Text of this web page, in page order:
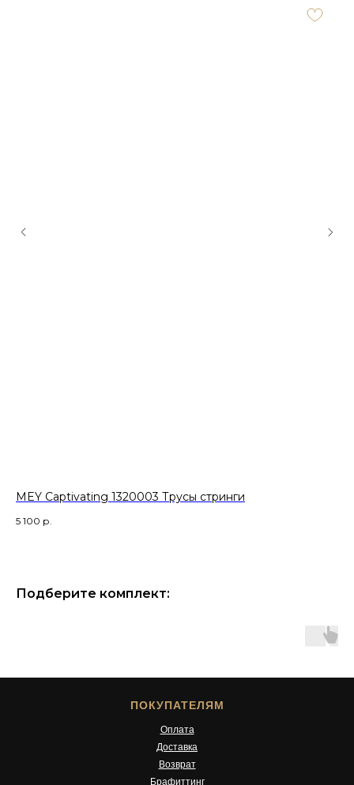
MEY Captivating 1320003 Трусы стринги
5 100 р.
Подберите комплект:
ПОКУПАТЕЛЯМ
Оплата
Доставка
Брафиттинг
Возврат